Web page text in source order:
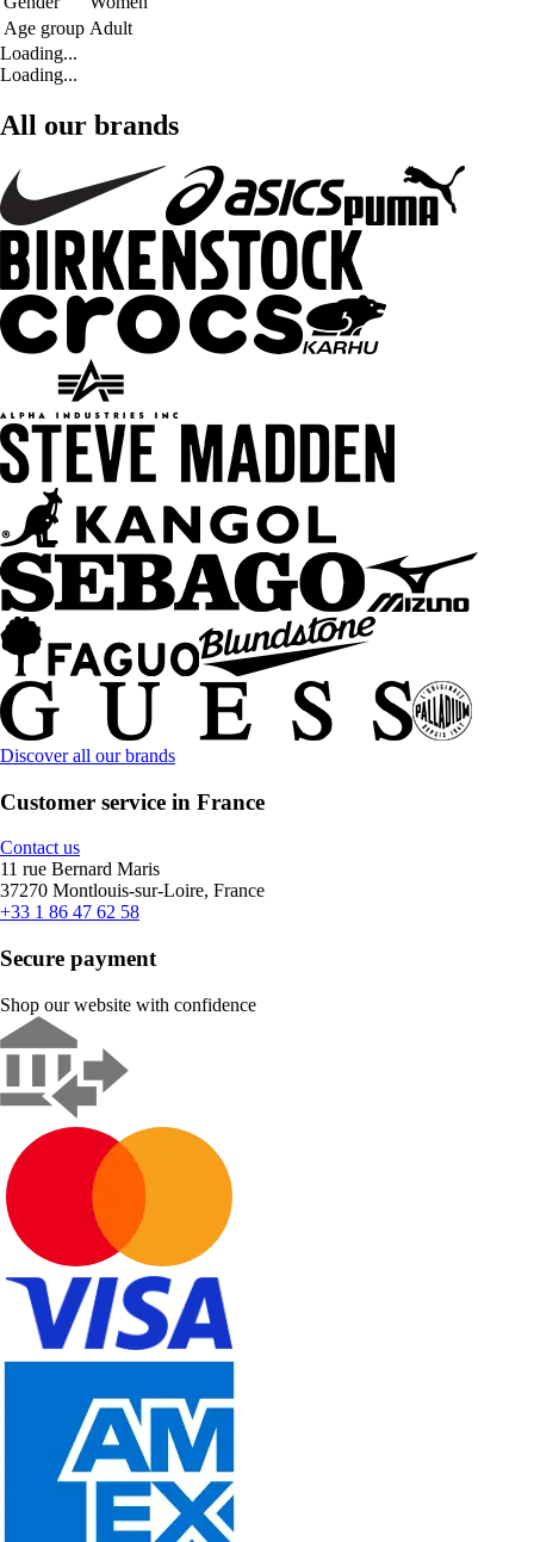
Age group Adult
Loading...
Loading...
All our brands
Discover all our brands
Customer service in France
Contact us
11 rue Bernard Maris
37270 Montlouis-sur-Loire, France
+33 1 86 47 62 58
Secure payment
Shop our website with confidence